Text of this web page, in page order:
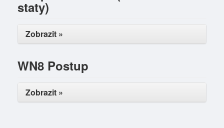
staty)
Zobrazit »
WN8 Postup
Zobrazit »